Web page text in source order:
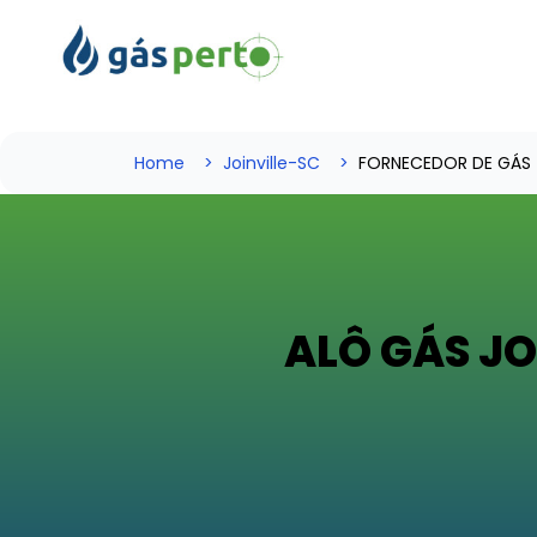
Home Joinville-SC FORNECEDOR DE GÁS
ALÔ GÁS